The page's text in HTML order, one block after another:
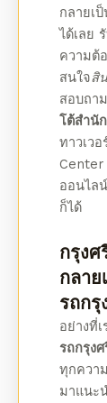
กลายเ
ได้เลย
ความต้
สนใจสิ
สอบถา
โต้สำนั
ทาวเว
Center
ออนไลน์
ก็ได้
กรุงศ
กลาย
รถกรุ
อย่างที่
รถกรุง
ทุกควา
มาแนะ